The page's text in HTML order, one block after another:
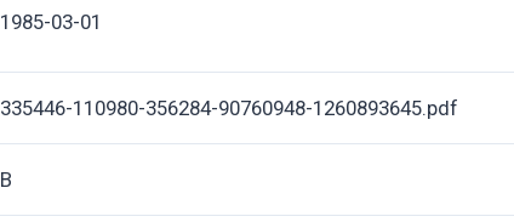
1985-03-01
335446-110980-356284-90760948-1260893645.pdf
B